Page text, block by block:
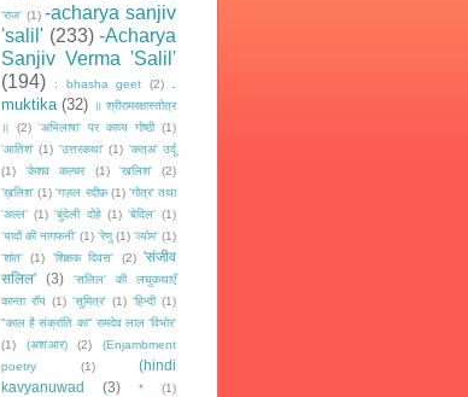
‘राज‘ (1) -acharya sanjiv
'salil' (233) -Acharya
Sanjiv Verma 'Salil'
(194)
: bhasha geet (2)
muktika (32)
॥ श्रीरामरक्षास्तोत्र
॥
(2) 'अभिलाषा' पर काव्य गोष्ठी (1)
'आतिश' (1) 'उत्तरकथा' (1) 'कत्अ' उर्दू
(1)
'केशव कल्चर (1) 'खलिश'
(2)
’ख़लिश' (1) 'गज़ल रदीफ़ (1) 'गोत्र' तथा
'अल्ल' (1) 'बुंदेली दोहे (1) 'बेदिल' (1)
‘यादों की नागफनी’ (1) 'रेणु (1) 'व्योम' (1)
'शांत' (1) 'शिक्षक दिवस' (2) 'संजीव
सलिल'
(3)
'सलिल' की लघुकथाएँ
कान्ता रॉय (1) 'सुमित्र' (1) ‘हिन्दी (1)
"काल है संक्रांति का" रामदेव लाल 'विभोर'
(1)
(अश'आर) (2)
(Enjambment
poetry
(1)
(hindi
kavyanuwad
(3) * (1)